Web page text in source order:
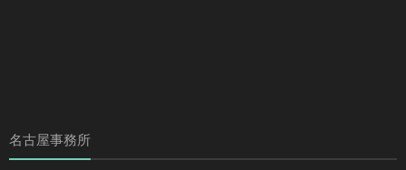
名古屋事務所